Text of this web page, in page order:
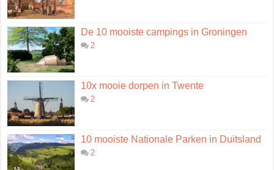
De 10 mooiste campings in Groningen
2
10x mooie dorpen in Twente
2
10 mooiste Nationale Parken in Duitsland
2